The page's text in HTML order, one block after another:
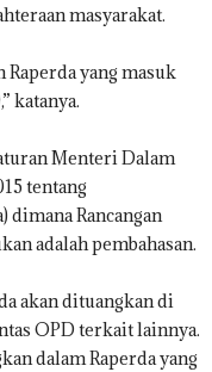
masyarakat.
yang masuk
katanya.
Menteri Dalam
tentang
dimana Rancangan
adalah pembahasan.
akan dituangkan di
OPD terkait lainnya.
dalam Raperda yang